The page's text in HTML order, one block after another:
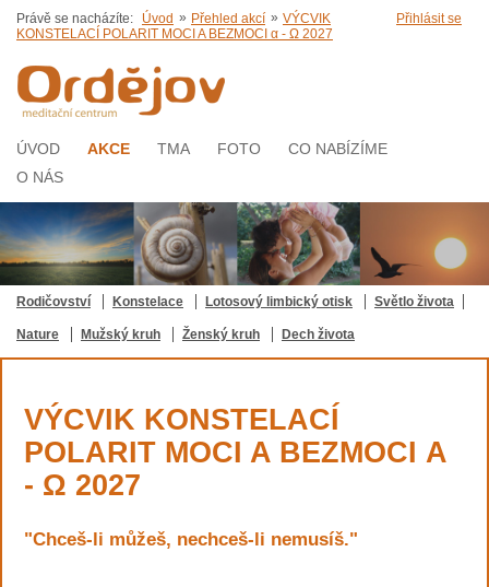
Přihlásit se
Právě se nacházíte: Úvod » Přehled akcí » VÝCVIK
KONSTELACÍ POLARIT MOCI A BEZMOCI α - Ω 2027
ÚVOD AKCE TMA FOTO
CO NABÍZÍME
O NÁS
Rodičovství Konstelace Lotosový limbický otisk Světlo života
Nature Mužský kruh Ženský kruh Dech života
VÝCVIK KONSTELACÍ
POLARIT MOCI A BEZMOCI Α
- Ω 2027
"Chceš-li můžeš, nechceš-li nemusíš."